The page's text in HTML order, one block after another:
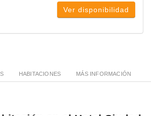
Ver disponibilidad
HABITACIONES MÁS INFORMACIÓN